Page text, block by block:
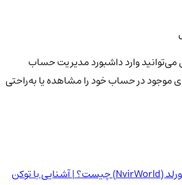
می‌توانید وارد داشبورد مدیریت حساب
موجود در حساب خود را مشاهده یا به‌راحتی
ارز دیجیتال انویر ورلد (NvirWorld) چیست؟ | آشنایی با توکن